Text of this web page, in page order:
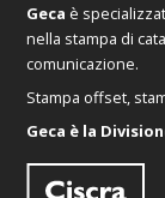
Geca è
nella stampa di
comunicazione.
Stampa offset,
Geca è la